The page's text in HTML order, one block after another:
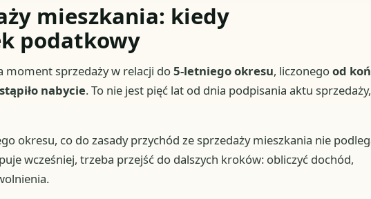
mieszkania: kiedy
podatkowy
moment sprzedaży w relacji do5-letniego okresu, liczonegood
nabycie. To nie jest pięć lat od dnia podpisania aktu sprzedaży,
okresu, co do zasady przychód ze sprzedaży mieszkania nie
wcześniej, trzeba przejść do dalszych kroków: obliczyć dochód,